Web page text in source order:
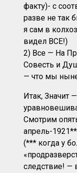
факту)- с
разве не так
я сам в
видел ВСЕ!)
2) Все — На
Совесть и
— что мы
Итак, Значит
Смотрим
апрель-
(*** когда у
следствие! —